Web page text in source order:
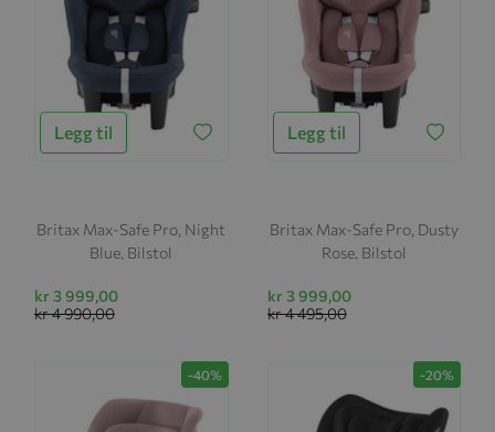
Legg til
Britax Max-Safe Pro, Night
Blue, Bilstol
kr 3 999,00
kr 4 990,00
Legg til
Britax Max-Safe Pro, Dusty
Rose, Bilstol
kr 3 999,00
kr 4 495,00
-40% -20%